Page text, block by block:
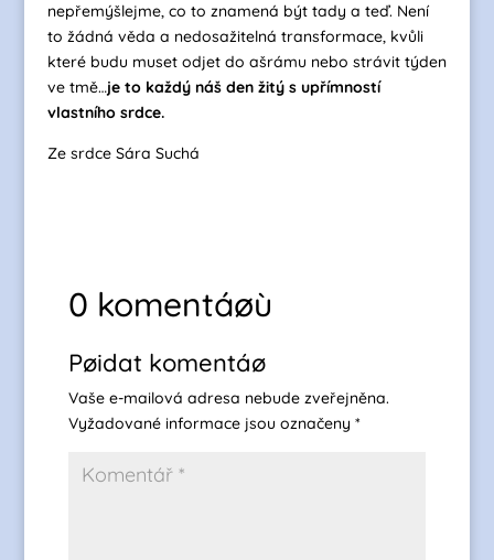
nepřemýšlejme, co to znamená být tady a teď. Není
to žádná věda a nedosažitelná transformace, kvůli
které budu muset odjet do ašrámu nebo strávit týden
ve tmě…je to každý náš den žitý s upřímností
vlastního srdce.
Ze srdce Sára Suchá
0 komentáøù
Pøidat komentáø
Vaše e-mailová adresa nebude zveřejněna.
Vyžadované informace jsou označeny*